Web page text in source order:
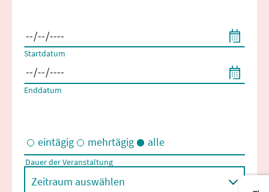
Startdatum
Enddatum
Eintägige und/oder mehrtägige Veranstaltungen
eintägig mehrtägig alle
Dauer der Veranstaltung
Zeitraum auswählen